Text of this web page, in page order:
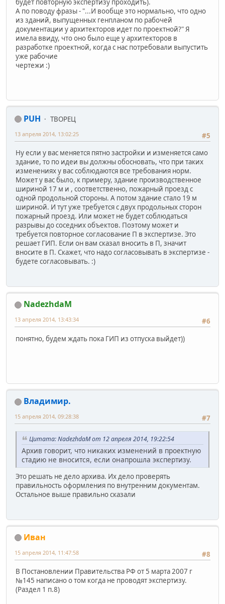
будет повторную экспертизу проходить).
А по поводу фразы - "...И вообще это нормально, что одно
из зданий, выпущенных генпланом по рабочей
документации у архитекторов идет по проектной?" Я
имела ввиду, что оно было еще у архитекторов в
разработке проектной, когда с нас потребовали выпустить
уже рабочие
чертежи :)
PUH
ТВОРЕЦ
#5
13 апреля 2014, 13:02:25
Ну если у вас меняется пятно застройки и изменяется само
здание, то по идеи вы должны обосновать, что при таких
изменениях у вас соблюдаются все требования норм.
Может у вас было, к примеру, здание производственное
шириной 17 м и , соответственно, пожарный проезд с
одной продольной стороны. А потом здание стало 19 м
шириной. И тут уже требуется с двух продольных сторон
пожарный проезд. Или может не будет соблюдаться
разрывы до соседних объектов. Поэтому может и
требуется повторное согласование П в экспертизе. Это
решает ГИП. Если он вам сказал вносить в П, значит
вносите в П. Скажет, что надо согласовывать в экспертизе -
будете согласовывать. :)
NadezhdaM
#6
13 апреля 2014, 13:43:34
понятно, будем ждать пока ГИП из отпуска выйдет))
Владимир.
#7
15 апреля 2014, 09:28:38
Цитата: NadezhdaM от 12 апреля 2014, 19:22:54
Архив говорит, что никаких изменений в проектную
стадию не вносится, если онапрошла экспертизу.
Это решать не дело архива. Их дело проверять
правильность оформления по внутренним документам.
Остальное выше правильно сказали
Иван
#8
15 апреля 2014, 11:47:58
В Постановлении Правительства РФ от 5 марта 2007 г
№145 написано о том когда не проводят экспертизу.
(Раздел 1 п.8)